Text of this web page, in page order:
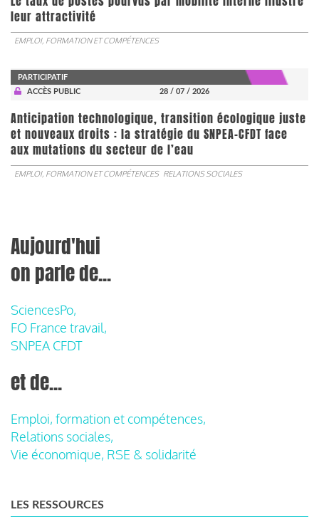
leur attractivité
EMPLOI, FORMATION ET COMPÉTENCES
PARTICIPATIF
ACCÈS PUBLIC
28 / 07 / 2026
Anticipation technologique, transition écologique juste
et nouveaux droits : la stratégie du SNPEA-CFDT face
aux mutations du secteur de l’eau
EMPLOI, FORMATION ET COMPÉTENCES RELATIONS SOCIALES
Aujourd'hui
on parle de...
SciencesPo,
FO France travail,
SNPEA CFDT
et de...
Emploi, formation et compétences,
Relations sociales,
Vie économique, RSE & solidarité
LES RESSOURCES